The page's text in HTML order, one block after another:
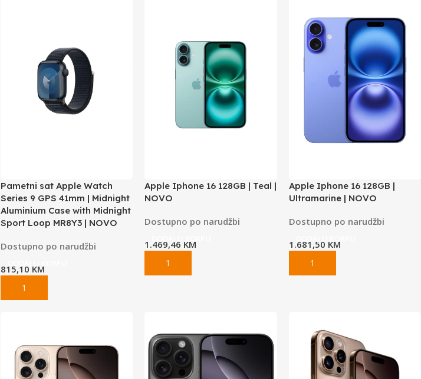
Pametni sat Apple Watch
Series 9 GPS 41mm | Midnight
Aluminium Case with Midnight
Sport Loop MR8Y3 | NOVO
Dostupno po narudžbi
815,10 KM
Apple Iphone 16 128GB | Teal |
NOVO
Dostupno po narudžbi
1.469,46 KM
Apple Iphone 16 128GB |
Ultramarine | NOVO
Dostupno po narudžbi
1.681,50 KM